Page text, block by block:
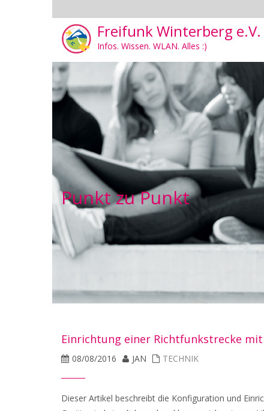
Freifunk Winterberg e.V.
Infos. Wissen. WLAN. Alles :)
Punkt zu Punkt
Einrichtung einer Richtfunkstrecke
08/08/2016 JAN TECHNIK
Dieser Artikel beschreibt die Konfiguration und